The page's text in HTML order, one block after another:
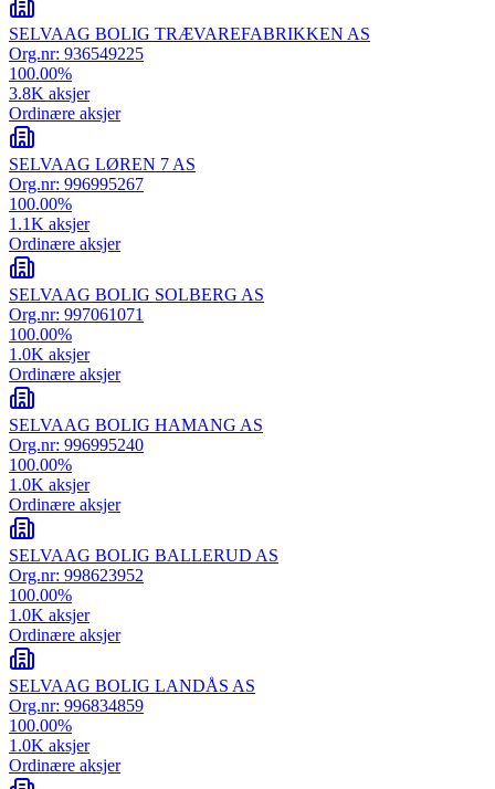
SELVAAG BOLIG TRÆVAREFABRIKKEN AS
Org.nr: 936549225
100.00%
3.8K aksjer
Ordinære aksjer
SELVAAG LØREN 7 AS
Org.nr: 996995267
100.00%
1.1K aksjer
Ordinære aksjer
SELVAAG BOLIG SOLBERG AS
Org.nr: 997061071
100.00%
1.0K aksjer
Ordinære aksjer
SELVAAG BOLIG HAMANG AS
Org.nr: 996995240
100.00%
1.0K aksjer
Ordinære aksjer
SELVAAG BOLIG BALLERUD AS
Org.nr: 998623952
100.00%
1.0K aksjer
Ordinære aksjer
SELVAAG BOLIG LANDÅS AS
Org.nr: 996834859
100.00%
1.0K aksjer
Ordinære aksjer